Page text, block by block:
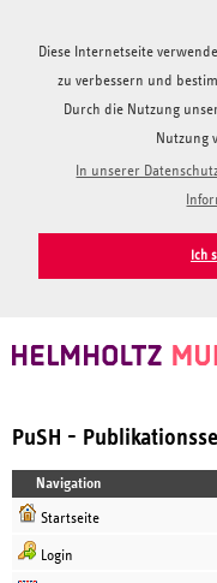
Diese Internetseite
zu verbessern und
Durch die Nutzung
Nutzung
In unserer
Ich
PuSH -
Navigation
Startseite
Login